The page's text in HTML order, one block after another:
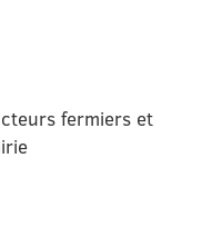
fermiers et